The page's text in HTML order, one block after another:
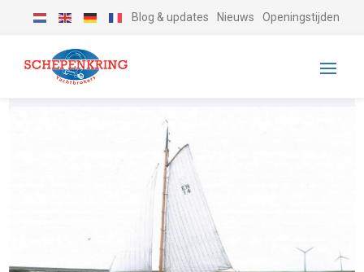
Blog & updates Nieuws Openingstijden